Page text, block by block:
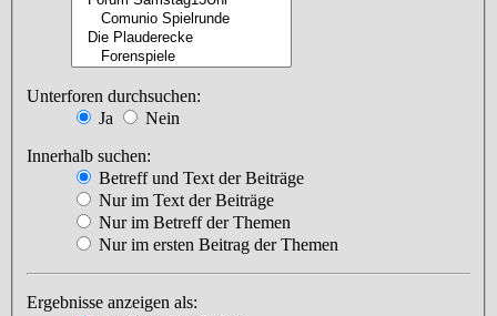
Unterforen durchsuchen:
Ja
Nein
Innerhalb suchen:
Betreff und Text der Beiträge
Nur im Text der Beiträge
Nur im Betreff der Themen
Nur im ersten Beitrag der Themen
Ergebnisse anzeigen als: